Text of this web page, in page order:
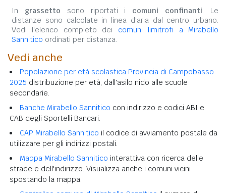
In grassetto sono riportati i comuni confinanti. Le
distanze sono calcolate in linea d'aria dal centro urbano.
Vedi l'elenco completo dei comuni limitrofi a Mirabello
Sannitico ordinati per distanza.
Vedi anche
Popolazione per età scolastica Provincia di Campobasso
2025 distribuzione per età, dall'asilo nido alle scuole
secondarie.
Banche Mirabello Sannitico con indirizzo e codici ABI e
CAB degli Sportelli Bancari.
CAP Mirabello Sannitico il codice di avviamento postale da
utilizzare per gli indirizzi postali.
Mappa Mirabello Sannitico interattiva con ricerca delle
strade e dell'indirizzo. Visualizza anche i comuni vicini
spostando la mappa.